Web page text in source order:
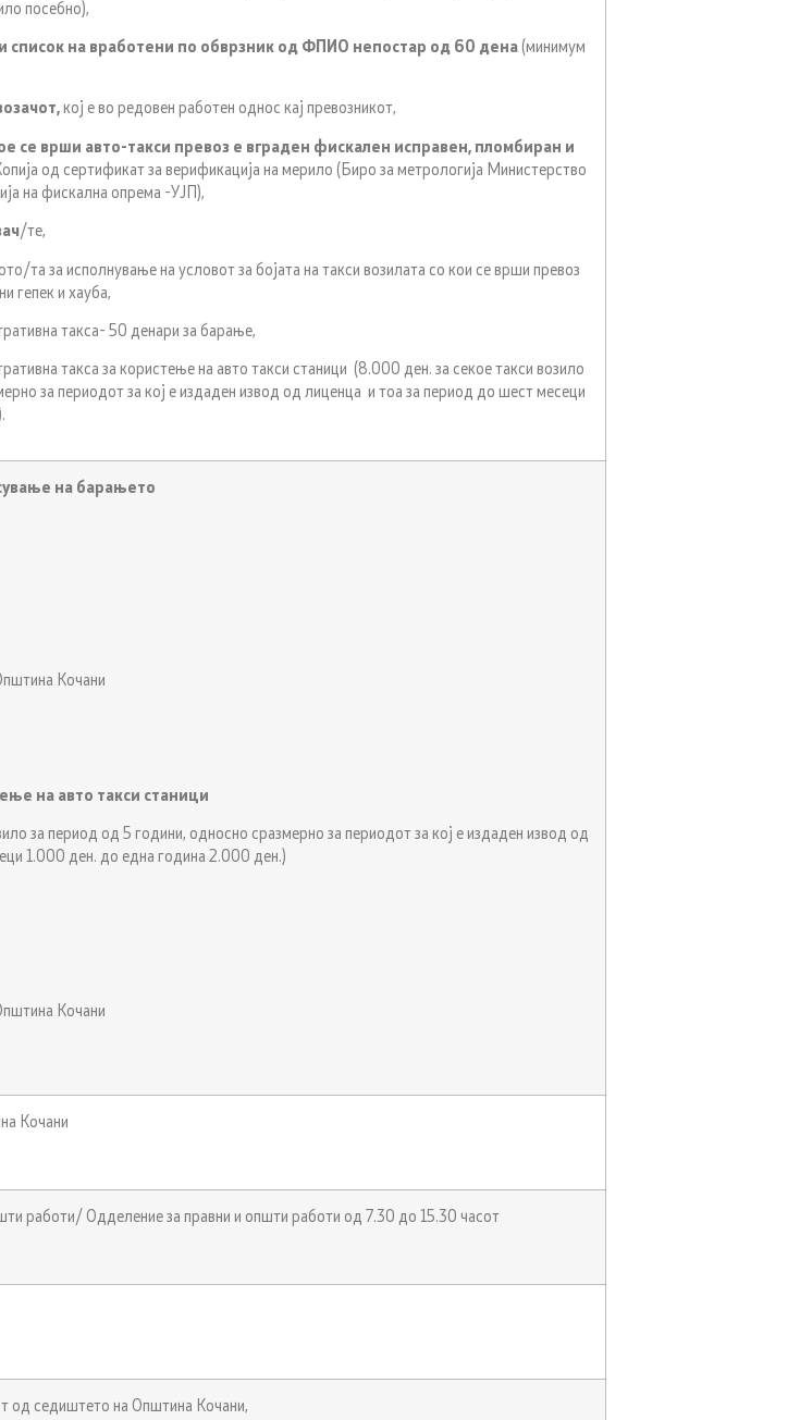
посебно),
на вработени по обврзник од ФПИО непостар од 60 дена (минимум
кој е во редовен работен однос кај превозникот,
се врши авто-такси превоз е вграден фискален исправен, пломбиран и
од сертификат за верификација на мерило (Биро за метрологија Министерство
на фискална опрема -УЈП),
/те,
та за исполнување на условот за бојата на такси возилата со кои се врши превоз
гепек и хауба,
такса- 50 денари за барање,
такса за користење на авто такси станици (8.000 ден. за секое такси возило
за периодот за кој е издаден извод од лиценца и тоа за период до шест месеци
на барањето
Кочани
на авто такси станици
за период од 5 години, односно сразмерно за периодот за кој е издаден извод од
1.000 ден. до една година 2.000 ден.)
Кочани
Кочани
работи/ Одделение за правни и општи работи од 7.30 до 15.30 часот
седиштето на Општина Кочани,